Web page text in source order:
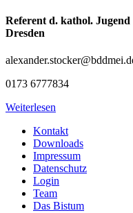
Referent d. kathol.
Dresden
0173 6777834
Weiterlesen
Kontakt
Downloads
Impressum
Datenschutz
Login
Team
Das Bistum